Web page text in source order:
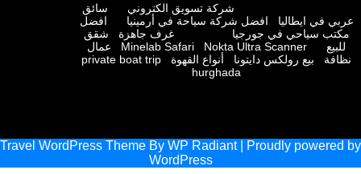
شركة تسويق الكتروني
سائق
في ايطاليا
افضل شركة سياحة في أرمينيا
افضل
سياحي في جورجيا
غرف جاهزة
شقق
Minelab Safari Nokta Ultra Scanner
عمال
بيع رولكس دايتونا أنواع القهوة
private boat trip
hurghada
Travel WordPress ThemeBy WP Radiant| Proudly
WordPress